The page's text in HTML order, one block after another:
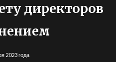
директоров
2023 года